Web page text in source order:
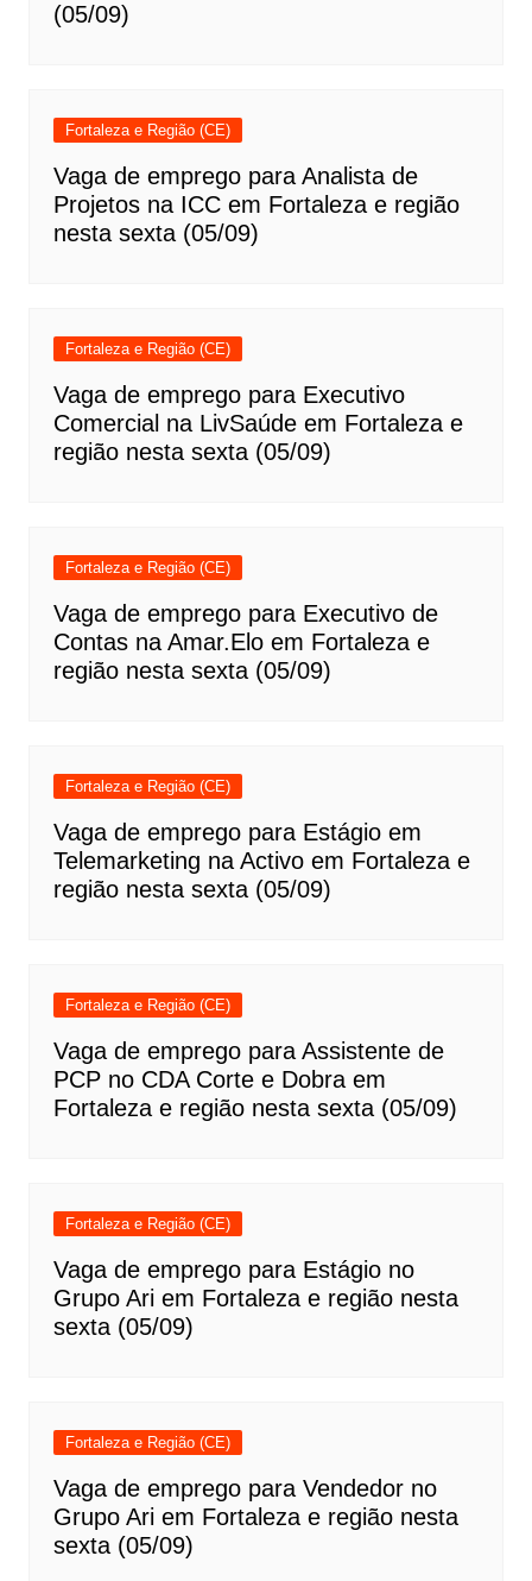
(05/09)
Fortaleza e Região (CE)
Vaga de emprego para Analista de
Projetos na ICC em Fortaleza e região
nesta sexta (05/09)
Fortaleza e Região (CE)
Vaga de emprego para Executivo
Comercial na LivSaúde em Fortaleza e
região nesta sexta (05/09)
Fortaleza e Região (CE)
Vaga de emprego para Executivo de
Contas na Amar.Elo em Fortaleza e
região nesta sexta (05/09)
Fortaleza e Região (CE)
Vaga de emprego para Estágio em
Telemarketing na Activo em Fortaleza e
região nesta sexta (05/09)
Fortaleza e Região (CE)
Vaga de emprego para Assistente de
PCP no CDA Corte e Dobra em
Fortaleza e região nesta sexta (05/09)
Fortaleza e Região (CE)
Vaga de emprego para Estágio no
Grupo Ari em Fortaleza e região nesta
sexta (05/09)
Fortaleza e Região (CE)
Vaga de emprego para Vendedor no
Grupo Ari em Fortaleza e região nesta
sexta (05/09)